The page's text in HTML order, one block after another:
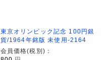
東京オリンピック記念 100円銀
貨/1964年銘版 未使用-2164
会員価格(税別)：